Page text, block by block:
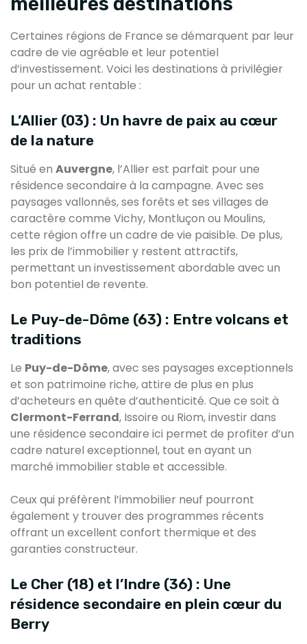
Certaines régions de France se démarquent par leur
cadre de vie agréable et leur potentiel
d’investissement. Voici les destinations à privilégier
pour un achat rentable :
L’Allier (03) : Un havre de paix au cœur
de la nature
Situé en Auvergne, l’Allier est parfait pour une
résidence secondaire à la campagne. Avec ses
paysages vallonnés, ses forêts et ses villages de
caractère comme Vichy, Montluçon ou Moulins,
cette région offre un cadre de vie paisible. De plus,
les prix de l’immobilier y restent attractifs,
permettant un investissement abordable avec un
bon potentiel de revente.
Le Puy-de-Dôme (63) : Entre volcans et
traditions
Le Puy-de-Dôme, avec ses paysages exceptionnels
et son patrimoine riche, attire de plus en plus
d’acheteurs en quête d’authenticité. Que ce soit à
Clermont-Ferrand, Issoire ou Riom, investir dans
une résidence secondaire ici permet de profiter d’un
cadre naturel exceptionnel, tout en ayant un
marché immobilier stable et accessible.
Ceux qui préfèrent l’immobilier neuf pourront
également y trouver des programmes récents
offrant un excellent confort thermique et des
garanties constructeur.
Le Cher (18) et l’Indre (36) : Une
résidence secondaire en plein cœur du
Berry